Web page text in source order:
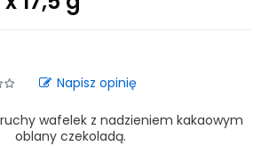
Napisz opinię
wafelek z nadzieniem kakaowym
oblany czekoladą.